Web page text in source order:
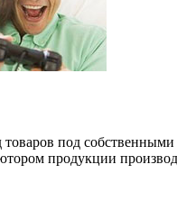
под собственными
продукции